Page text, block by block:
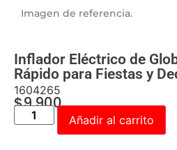
Imagen de referencia.
Inflador Eléctrico de
Rápido para Fiestas y
1604265
$9.900
Añadir al carrito